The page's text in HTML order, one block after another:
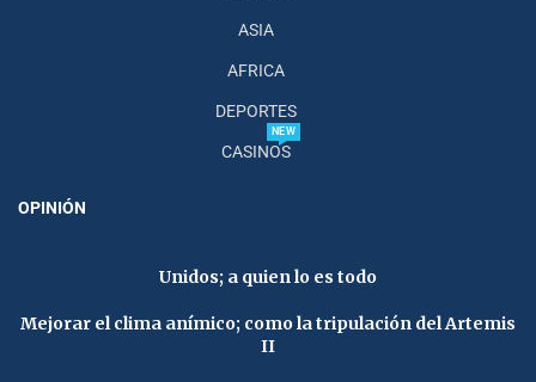
ASIA
AFRICA
DEPORTES
CASINOS
NEW
OPINIÓN
Unidos; a quien lo es todo
Mejorar el clima anímico; como la tripulación del Artemis
II